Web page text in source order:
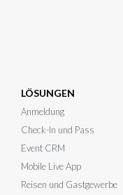
LÖSUNGEN
Anmeldung
Check-In und Pass
Event CRM
Mobile Live App
Reisen und Gastgewerbe